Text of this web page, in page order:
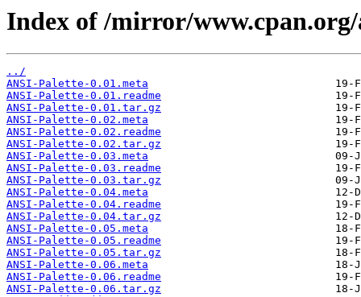
Index of /mirror/
../
ANSI-Palette-0.01.meta
ANSI-Palette-0.01.readme
ANSI-Palette-0.01.tar.gz
ANSI-Palette-0.02.meta
ANSI-Palette-0.02.readme
ANSI-Palette-0.02.tar.gz
ANSI-Palette-0.03.meta
ANSI-Palette-0.03.readme
ANSI-Palette-0.03.tar.gz
ANSI-Palette-0.04.meta
ANSI-Palette-0.04.readme
ANSI-Palette-0.04.tar.gz
ANSI-Palette-0.05.meta
ANSI-Palette-0.05.readme
ANSI-Palette-0.05.tar.gz
ANSI-Palette-0.06.meta
ANSI-Palette-0.06.readme
ANSI-Palette-0.06.tar.gz